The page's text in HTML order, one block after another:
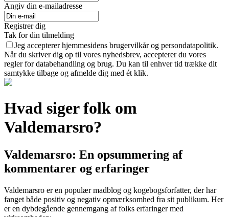
Angiv din e-mailadresse
Registrer dig
Tak for din tilmelding
Jeg accepterer hjemmesidens brugervilkår og persondatapolitik.
Når du skriver dig op til vores nyhedsbrev, accepterer du vores
regler for databehandling og brug. Du kan til enhver tid trække dit
samtykke tilbage og afmelde dig med ét klik.
Hvad siger folk om
Valdemarsro?
Valdemarsro: En opsummering af
kommentarer og erfaringer
Valdemarsro er en populær madblog og kogebogsforfatter, der har
fanget både positiv og negativ opmærksomhed fra sit publikum. Her
er en dybdegående gennemgang af folks erfaringer med